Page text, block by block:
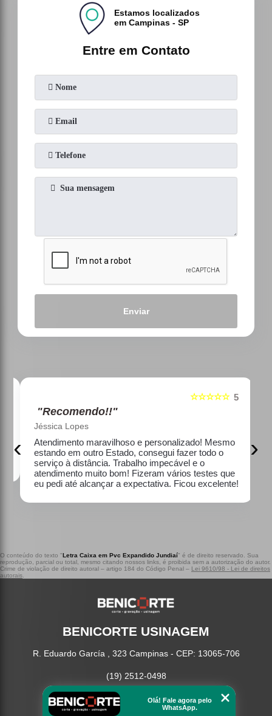
Entre em Contato
Estamos localizados
em Campinas - SP
Enviar
5
☆☆☆☆☆
"Recomendo!!"
Jéssica Lopes
Atendimento maravilhoso e personalizado! Mesmo
estando em outro Estado, consegui fazer todo o
serviço à distância. Trabalho impecável e o
atendimento muito bom! Fizeram vários testes que
eu pedi até alcançar a expectativa. Ficou excelente!
‹ ›
O conteúdo do texto "Letra Caixa em Pvc Expandido Jundiaí" é de direito reservado. Sua
reprodução, parcial ou total, mesmo citando nossos links, é proibida sem a autorização do autor.
Crime de violação de direito autoral – artigo 184 do Código Penal – Lei 9610/98 - Lei de direitos
autorais
BENICORTE USINAGEM
R. Eduardo García , 323 Campinas - CEP: 13065-706
(19) 2512-0498
Home
Serviços
Olá! Fale agora pelo
WhatsApp.